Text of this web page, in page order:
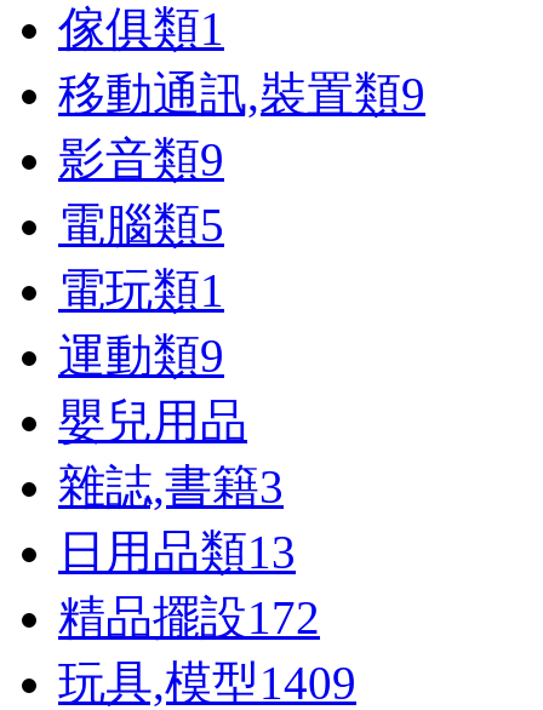
傢俱類1
移動通訊,裝置類9
影音類9
電腦類5
電玩類1
運動類9
嬰兒用品
雜誌,書籍3
日用品類13
精品擺設172
玩具,模型1409